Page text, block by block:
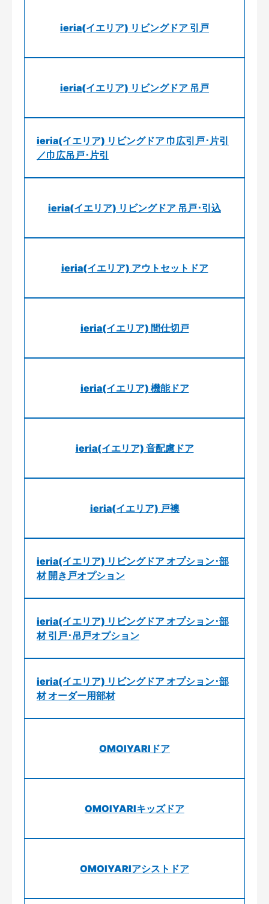
ieria(イエリア) リビングドア 引戸
ieria(イエリア) リビングドア 吊戸
ieria(イエリア) リビングドア 巾広引戸･片引
／巾広吊戸･片引
ieria(イエリア) リビングドア 吊戸･引込
ieria(イエリア) アウトセットドア
ieria(イエリア) 間仕切戸
ieria(イエリア) 機能ドア
ieria(イエリア) 音配慮ドア
ieria(イエリア) 戸襖
ieria(イエリア) リビングドア オプション･部
材 開き戸オプション
ieria(イエリア) リビングドア オプション･部
材 引戸･吊戸オプション
ieria(イエリア) リビングドア オプション･部
材 オーダー用部材
OMOIYARIドア
OMOIYARIキッズドア
OMOIYARIアシストドア